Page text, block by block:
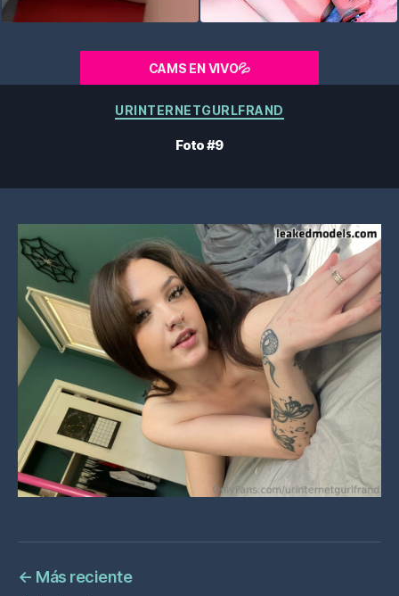
CAMS EN VIVO💦
Categorías
URINTERNETGURLFRAND
Foto #9
← Más reciente